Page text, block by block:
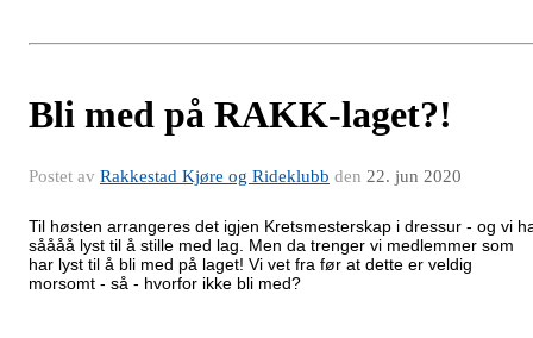
Bli med på RAKK-laget?!
Postet av Rakkestad Kjøre og Rideklubb den 22. jun 2020
Til høsten arrangeres det igjen Kretsmesterskap i dressur - og vi
såååå lyst til å stille med lag. Men da trenger vi medlemmer som
har lyst til å bli med på laget! Vi vet fra før at dette er veldig
morsomt - så - hvorfor ikke bli med?